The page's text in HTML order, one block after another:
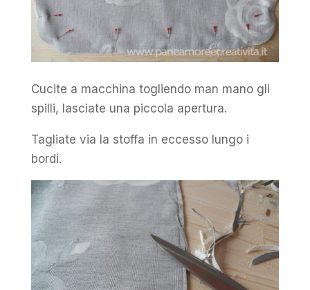
Cucite a macchina togliendo man mano gli
spilli, lasciate una piccola apertura.
Tagliate via la stoffa in eccesso lungo i
bordi.